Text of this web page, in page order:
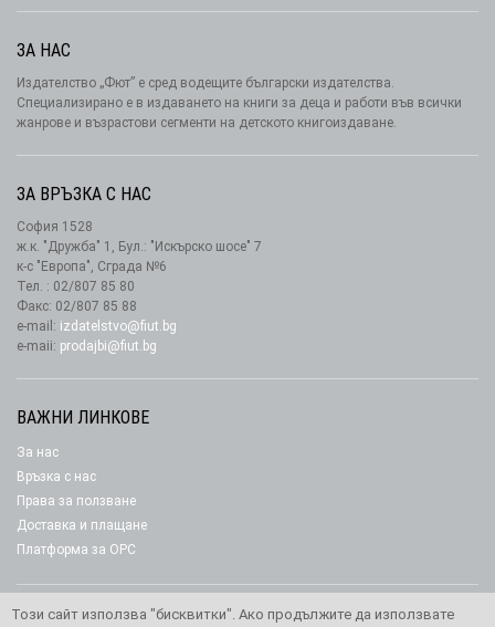
ЗА НАС
Издателство „Фют” е сред водещите български издателства.
Специализирано е в издаването на книги за деца и работи във всички
жанрове и възрастови сегменти на детското книгоиздаване.
ЗА ВРЪЗКА С НАС
София 1528
ж.к. "Дружба" 1, Бул.: "Искърско шосе" 7
к-с "Европа", Сграда №6
Тел. : 02/807 85 80
Факс: 02/807 85 88
e-mail: izdatelstvo@fiut.bg
e-maii: prodajbi@fiut.bg
ВАЖНИ ЛИНКОВЕ
За нас
Връзка с нас
Права за ползване
Доставка и плащане
Платформа за ОРС
Този сайт използва "бисквитки". Ако продължите да използвате